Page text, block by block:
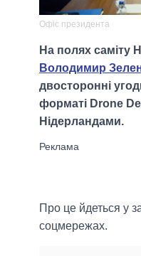
Офіс президента
На полях саміту
Володимир
двосторонні
форматі Drone
Нідерландами.
Про це йдеться у
соцмережах.